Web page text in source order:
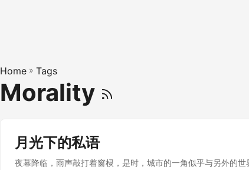
Home » Tags
Morality
月光下的私语
夜幕降临，雨声敲打着窗棂，是时，城市的一角似乎与另外的